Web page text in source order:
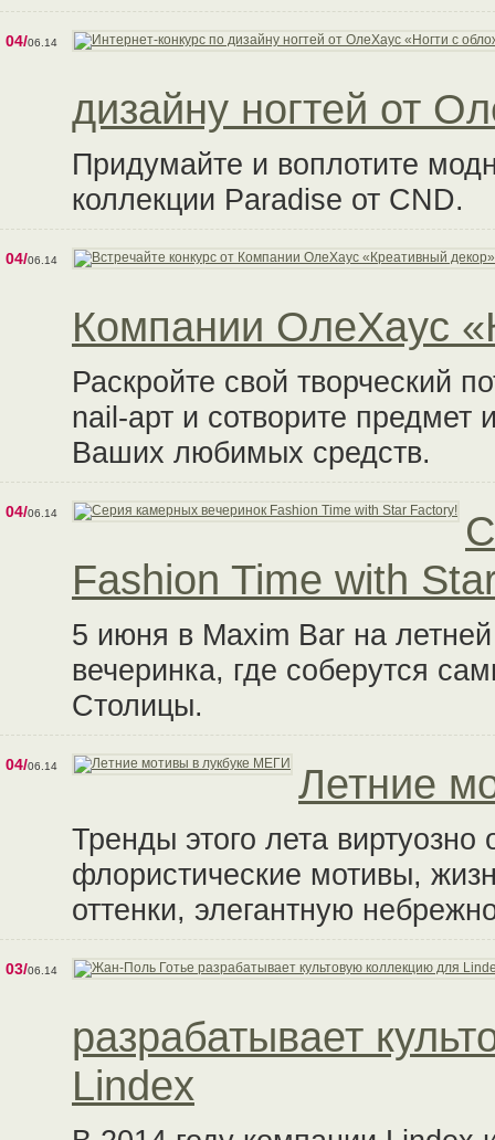
04/06.14
дизайну ногтей от
Придумайте и воплотите
коллекции Paradise от CND.
04/06.14
Компании ОлеХаус
Раскройте свой творческий
nail-арт и сотворите предмет
Ваших любимых средств.
04/06.14
Fashion Time with
5 июня в Maxim Bar на
вечеринка, где соберутся
Столицы.
04/06.14 Летние
Тренды этого лета
флористические мотивы,
оттенки, элегантную
03/06.14
разрабатывает
Lindex